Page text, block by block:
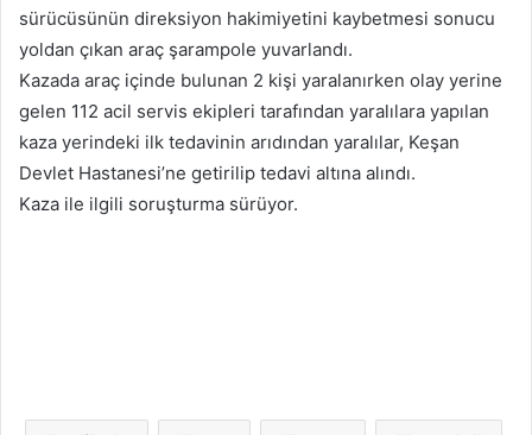
sürücüsünün direksiyon hakimiyetini kaybetmesi sonucu
yoldan çıkan araç şarampole yuvarlandı.
Kazada araç içinde bulunan 2 kişi yaralanırken olay yerine
gelen 112 acil servis ekipleri tarafından yaralılara yapılan
kaza yerindeki ilk tedavinin arıdından yaralılar, Keşan
Devlet Hastanesi’ne getirilip tedavi altına alındı.
Kaza ile ilgili soruşturma sürüyor.